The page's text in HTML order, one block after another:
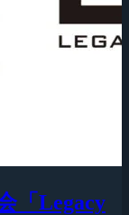
「Legacy